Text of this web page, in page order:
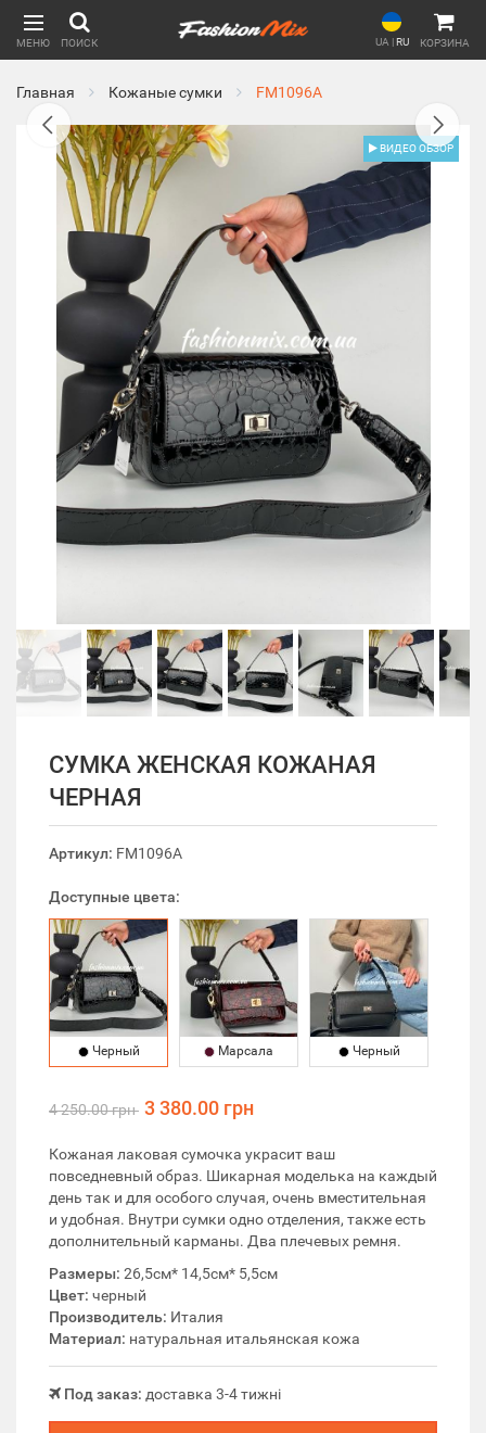
МЕНЮ ПОИСК UA |RU КОРЗИНА
Главная Кожаные сумки FM1096A
ВИДЕО ОБЗОР
СУМКА ЖЕНСКАЯ КОЖАНАЯ
ЧЕРНАЯ
Артикул: FM1096A
Доступные цвета:
Черный Марсала Черный
4 250.00 грн 3 380.00 грн
Кожаная лаковая сумочка украсит ваш
повседневный образ. Шикарная моделька на каждый
день так и для особого случая, очень вместительная
и удобная. Внутри сумки одно отделения, также есть
дополнительный карманы. Два плечевых ремня.
Размеры: 26,5см* 14,5см* 5,5см
Цвет: черный
Производитель: Италия
Материал: натуральная итальянская кожа
Под заказ: доставка 3-4 тижні